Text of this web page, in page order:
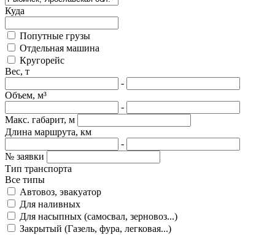
Куда
Попутные грузы
Отдельная машина
Кругорейс
Вес, т
-
Объем, м³
-
Макс. габарит, м
Длина маршрута, км
-
№ заявки
Тип транспорта
Все типы
Автовоз, эвакуатор
Для наливных
Для насыпных (самосвал, зерновоз...)
Закрытый (Газель, фура, легковая...)